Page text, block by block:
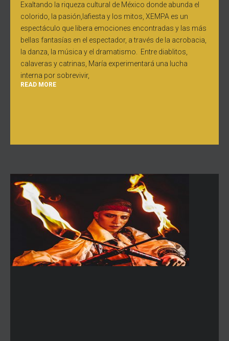
Exaltando la riqueza cultural de México donde abunda el
colorido, la pasión,lafiesta y los mitos, XEMPA es un
espectáculo que libera emociones encontradas y las más
bellas fantasías en el espectador, a través de la acrobacia,
la danza, la música y el dramatismo. Entre diablitos,
calaveras y catrinas, María experimentará una lucha
interna por sobrevivir,
READ MORE